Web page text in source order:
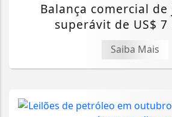
Balança comercial
superávit de US$
Saiba Mais